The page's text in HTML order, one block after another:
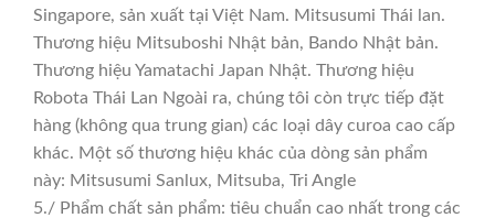
Singapore, sản xuất tại Việt Nam. Mitsusumi Thái lan.
Thương hiệu Mitsuboshi Nhật bản, Bando Nhật bản.
Thương hiệu Yamatachi Japan Nhật. Thương hiệu
Robota Thái Lan Ngoài ra, chúng tôi còn trực tiếp đặt
hàng (không qua trung gian) các loại dây curoa cao cấp
khác. Một số thương hiệu khác của dòng sản phẩm
này: Mitsusumi Sanlux, Mitsuba, Tri Angle
5./ Phẩm chất sản phẩm: tiêu chuẩn cao nhất trong các